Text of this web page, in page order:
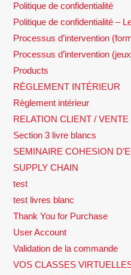
Politique de confidentialité
Politique de confidentialité –
Processus d’intervention
Processus d’intervention
Products
RÈGLEMENT INTÉRIEUR
Règlement intérieur
RELATION CLIENT / VENTE
Section 3 livre blancs
SEMINAIRE COHESION
SUPPLY CHAIN
test
test livres blanc
Thank You for Purchase
User Account
Validation de la commande
VOS CLASSES